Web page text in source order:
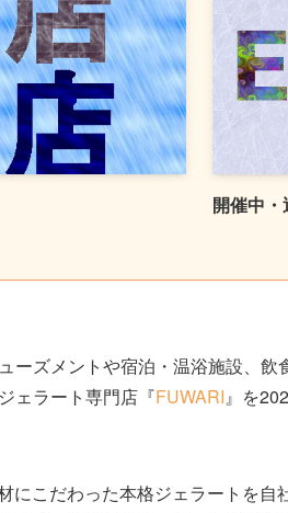
開催中
ーズメントや宿泊・温浴施設、
ェラート専門店『FUWARI』を
にこだわった本格ジェラートを